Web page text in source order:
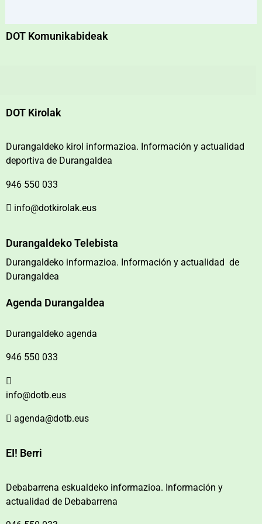
DOT Komunikabideak
DOT Kirolak
Durangaldeko kirol informazioa. Información y actualidad
deportiva de Durangaldea
946 550 033
info@dotkirolak.eus
Durangaldeko Telebista
Durangaldeko informazioa. Información y actualidad de
Durangaldea
Agenda Durangaldea
Durangaldeko agenda
946 550 033
info@dotb.eus
agenda@dotb.eus
EI! Berri
Debabarrena eskualdeko informazioa. Información y
actualidad de Debabarrena